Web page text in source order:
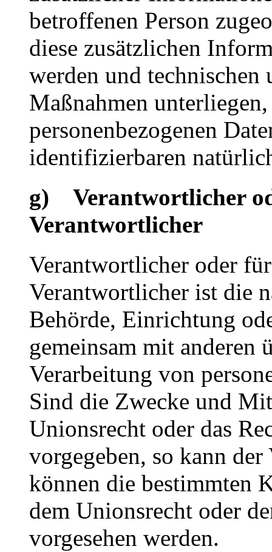
betroffenen Person
diese zusätzlichen
werden und technischen
Maßnahmen
personenbezogenen
identifizierbaren
g) Verantwortlicher
Verantwortlicher
Verantwortlicher oder
Verantwortlicher ist die
Behörde, Einrichtung
gemeinsam mit
Verarbeitung von
Sind die Zwecke und
Unionsrecht oder das
vorgegeben, so kann
können die bestimmten
dem Unionsrecht oder
vorgesehen werden.